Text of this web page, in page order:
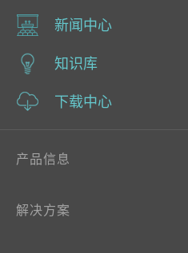
新闻中心
知识库
下载中心
产品信息
解决方案